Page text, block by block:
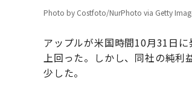
Photo by Costfoto/NurPhoto via Getty
アップルが米国時間10月31日
上回った。しかし、同社の純利
少した。